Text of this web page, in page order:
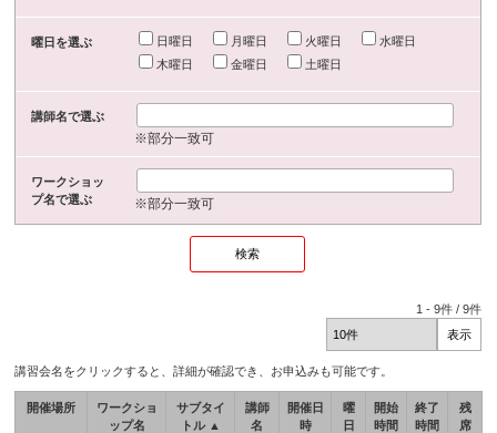
曜日を選ぶ 日曜日 月曜日 火曜日
水曜日
木曜日
金曜日 土曜日
講師名で選ぶ
※部分一致可
ワークショッ
プ名で選ぶ
※部分一致可
1 -9件 /9件
講習会名をクリックすると、詳細が確認でき、お申込みも可能です。
開催場所
ワークショ
ップ名
サブタイ
トル ▲
講師
名
開催日
時
曜
日
開始
時間
終了
時間
残
席